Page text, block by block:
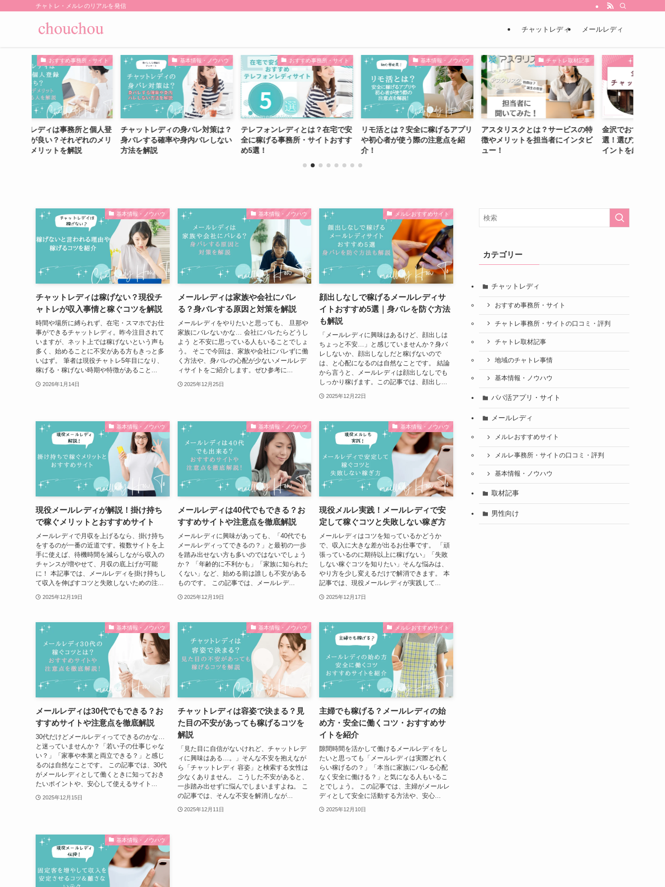
チャトレ・メルレのリアルを発信
チャットレディ メールレディ
と個人登
れのメリ
基本情報・ノウハウ
チャットレディの身バレ対策は？
身バレする確率や身内バレしない
方法を解説
おすすめ事務所・サイト
テレフォンレディとは？在宅で安
全に稼げる事務所・サイトおすす
基本情報・ノウハウ
リモ活とは？安全に稼げるアプリ
や初心者が使う際の注意点を紹
チャトレ取材記事
アスタリスクとは？サービスの特
徴やメリットを担当者にインタビ
地域のチャトレ事情
金沢でおすすめチャットレディ10
選！選び方や安全に働くためのポ
基本情報・ノウハウ
チャットレディは稼げない？現役チ
ャトレが収入事情と稼ぐコツを解説
時間や場所に縛られず、在宅・スマホでお仕
事ができるチャットレディ。昨今注目されて
いますが、ネット上では稼げないという声も
多く、始めることに不安がある方もきっと多
いはず。 筆者は現役チャトレ5年目になり、
稼げる・稼げない時期や特徴があること...
2026年1月14日
基本情報・ノウハウ
メールレディは家族や会社にバレ
る？身バレする原因と対策を解説
メールレディをやりたいと思っても、 旦那や
家族にバレないかな… 会社にバレたらどうし
よう と不安に思っている人もいることでしょ
う。 そこで今回は、家族や会社にバレずに働
く方法や、身バレの心配が少ないメールレデ
ィサイトをご紹介します。ぜひ参考に...
2025年12月25日
メルレおすすめサイト
顔出しなしで稼げるメールレディサ
イトおすすめ5選｜身バレを防ぐ方法
も解説
「メールレディに興味はあるけど、顔出しは
ちょっと不安…」と感じていませんか？身バ
レしないか、顔出しなしだと稼げないので
は、と心配になるのは自然なことです。 結論
から言うと、メールレディは顔出しなしでも
しっかり稼げます。この記事では、顔出し...
2025年12月22日
基本情報・ノウハウ
現役メールレディが解説！掛け持ち
で稼ぐメリットとおすすめサイト
メールレディで月収を上げるなら、掛け持ち
をするのが一番の近道です。複数サイトを上
手に使えば、待機時間を減らしながら収入の
チャンスが増やせて、月収の底上げが可能
に！ 本記事では、メールレディを掛け持ちし
て収入を伸ばすコツと失敗しないための注...
2025年12月19日
基本情報・ノウハウ
メールレディは40代でもできる？お
すすめサイトや注意点を徹底解説
メールレディに興味があっても、「40代でも
メールレディってできるの？」と最初の一歩
を踏み出せない方も多いのではないでしょう
か？ 「年齢的に不利かも」「家族に知られた
くない」など、始める前は誰しも不安がある
ものです。 この記事では、メールレデ...
2025年12月19日
基本情報・ノウハウ
現役メルレ実践！メールレディで安
定して稼ぐコツと失敗しない稼ぎ方
メールレディはコツを知っているかどうか
で、収入に大きな差が出るお仕事です。 「頑
張っているのに期待以上に稼げない」「失敗
しない稼ぐコツを知りたい」そんな悩みは、
やり方を少し変えるだけで解消できます。 本
記事では、現役メールレディが実践して...
2025年12月17日
基本情報・ノウハウ
メールレディは30代でもできる？お
すすめサイトや注意点を徹底解説
30代だけどメールレディってできるのかな…
と迷っていませんか？「若い子の仕事じゃな
い？」「家事や本業と両立できる？」と感じ
るのは自然なことです。 この記事では、30代
がメールレディとして働くときに知っておき
たいポイントや、安心して使えるサイト...
2025年12月15日
基本情報・ノウハウ
チャットレディは容姿で決まる？見
た目の不安があっても稼げるコツを
解説
「見た目に自信がないけれど、チャットレデ
ィに興味はある…。」そんな不安を抱えなが
ら「チャットレディ 容姿」と検索する女性は
少なくありません。 こうした不安があると、
一歩踏み出せずに悩んでしまいますよね。 こ
の記事では、そんな不安を解消しなが...
2025年12月11日
メルレおすすめサイト
主婦でも稼げる？メールレディの始
め方・安全に働くコツ・おすすめサ
イトを紹介
隙間時間を活かして働けるメールレディをし
たいと思っても「メールレディは実際どれく
らい稼げるの？」「本当に家族にバレる心配
なく安全に働ける？」と気になる人もいるこ
とでしょう。 この記事では、主婦がメールレ
ディとして安全に活動する方法や、安心...
2025年12月10日
基本情報・ノウハウ
カテゴリー
チャットレディ
おすすめ事務所・サイト
チャトレ事務所・サイトの口コミ・評判
チャトレ取材記事
地域のチャトレ事情
基本情報・ノウハウ
パパ活アプリ・サイト
メールレディ
メルレおすすめサイト
メルレ事務所・サイトの口コミ・評判
基本情報・ノウハウ
取材記事
男性向け